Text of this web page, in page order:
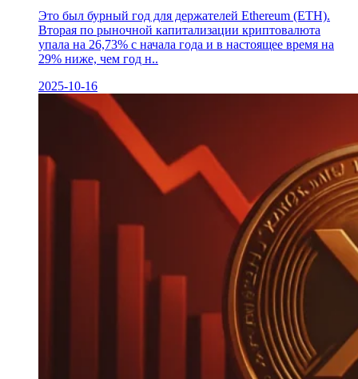
Это был бурный год для держателей Ethereum (ETH).
Вторая по рыночной капитализации криптовалюта
упала на 26,73% с начала года и в настоящее время на
29% ниже, чем год н..
2025-10-16